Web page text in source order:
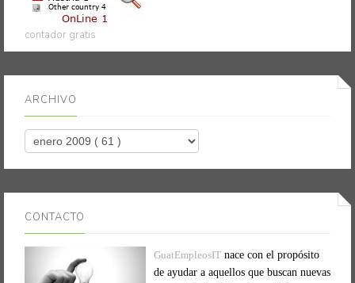
contador gratis
ARCHIVO
CONTACTO
GuatEmpleosIT nace con el propósito
de ayudar a aquellos que buscan nuevas